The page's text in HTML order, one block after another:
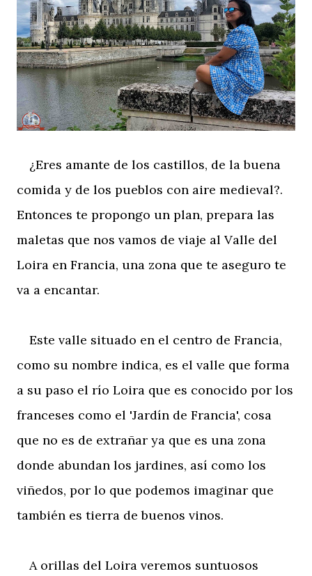
¿Eres amante de los castillos, de la buena
comida y de los pueblos con aire medieval?.
Entonces te propongo un plan, prepara las
maletas que nos vamos de viaje al Valle del
Loira en Francia, una zona que te aseguro te
va a encantar.
Este valle situado en el centro de Francia,
como su nombre indica, es el valle que forma
a su paso el río Loira que es conocido por los
franceses como el 'Jardín de Francia', cosa
que no es de extrañar ya que es una zona
donde abundan los jardines, así como los
viñedos, por lo que podemos imaginar que
también es tierra de buenos vinos.
A orillas del Loira veremos suntuosos